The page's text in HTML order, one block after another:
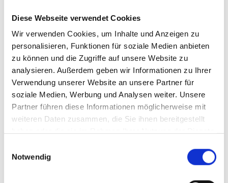
Diese Webseite verwendet Cookies
Wir verwenden Cookies, um Inhalte und Anzeigen zu
personalisieren, Funktionen für soziale Medien anbieten
zu können und die Zugriffe auf unsere Website zu
analysieren. Außerdem geben wir Informationen zu Ihrer
Verwendung unserer Website an unsere Partner für
soziale Medien, Werbung und Analysen weiter. Unsere
Partner führen diese Informationen möglicherweise mit
weiteren Daten zusammen, die Sie ihnen bereitgestellt
Notwendig
Die neue Zapfsäule MAX Dispenser 1.5 verbessert das
Betankungserlebnis und die Sicherheit der Anwender
Foto: Maximator Hydrogen GmbH
Individualisierbarkeit und Benutzerfreundlichkeit stehen im
Mittelpunkt der innovativen Lösungen, die Maximator Hydrogen
im Rahmen der Hannover Messe vorstellt. Während der neue MAX
Dispenser 1.5 eine nahtlose Benutzererfahrung mit bewährter
Maximator-Hochdruck-Technologie, digitaler
Benutzerschnittstelle und höchster funktionaler Sicherheit
verbindet, ermöglicht die Weiterentwicklung der Antriebseinheiten